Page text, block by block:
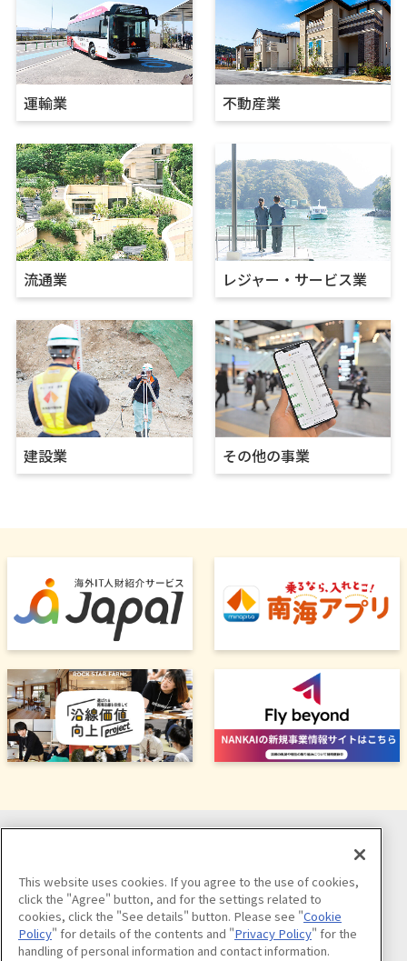
運輸業 不動産業
流通業 レジャー・サービス業
建設業 その他の事業
This website uses cookies. If you agree to the use of cookies,
click the "Agree" button, and for the settings related to
cookies, click the "See details" button. Please see "Cookie
Policy" for details of the contents and "Privacy Policy" for the
handling of personal information and contact information.